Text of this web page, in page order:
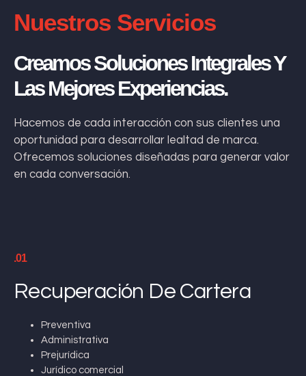
Nuestros Servicios
Creamos Soluciones Integrales Y
Las Mejores Experiencias.
Hacemos de cada interacción con sus clientes una
oportunidad para desarrollar lealtad de marca.
Ofrecemos soluciones diseñadas para generar valor
en cada conversación.
.01
Recuperación De Cartera
Preventiva
Administrativa
Prejurídica
Jurídico comercial